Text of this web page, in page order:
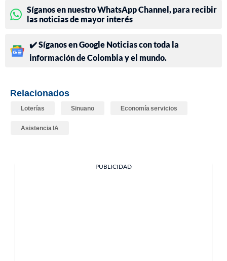
Síganos en nuestro WhatsApp Channel, para recibir
las noticias de mayor interés
✔️ Síganos en Google Noticias con toda la
información de Colombia y el mundo.
Relacionados
Loterías Sinuano Economía servicios
Asistencia IA
PUBLICIDAD